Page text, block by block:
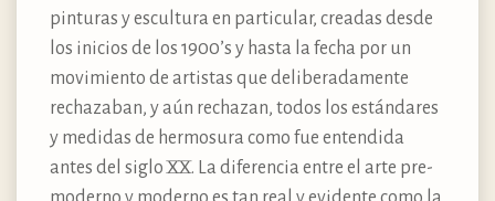
pinturas y escultura en particular, creadas desde
los inicios de los 1900’s y hasta la fecha por un
movimiento de artistas que deliberadamente
rechazaban, y aún rechazan, todos los estándares
y medidas de hermosura como fue entendida
antes del siglo XX. La diferencia entre el arte pre-